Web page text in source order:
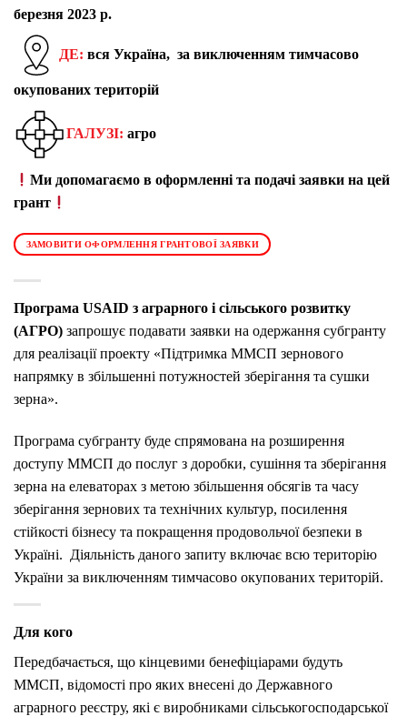
березня 2023 р.
ДЕ: вся Україна, за виключенням тимчасово
окупованих територій
ГАЛУЗІ: агро
Ми допомагаємо в оформленні та подачі заявки на цей
грант
ЗАМОВИТИ ОФОРМЛЕННЯ ГРАНТОВОЇ ЗАЯВКИ
Програма USAID з аграрного і сільського розвитку
(АГРО) запрошує подавати заявки на одержання субгранту
для реалізації проекту «Підтримка ММСП зернового
напрямку в збільшенні потужностей зберігання та сушки
зерна».
Програма субгранту буде спрямована на розширення
доступу ММСП до послуг з доробки, сушіння та зберігання
зерна на елеваторах з метою збільшення обсягів та часу
зберігання зернових та технічних культур, посилення
стійкості бізнесу та покращення продовольчої безпеки в
Україні. Діяльність даного запиту включає всю територію
України за виключенням тимчасово окупованих територій.
Для кого
Передбачається, що кінцевими бенефіціарами будуть
ММСП, відомості про яких внесені до Державного
аграрного реєстру, які є виробниками сільськогосподарської